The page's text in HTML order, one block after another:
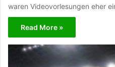
waren Videovorlesungen eher
Read More »